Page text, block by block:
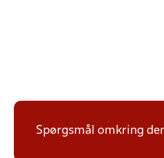
Spørgsmål omkring